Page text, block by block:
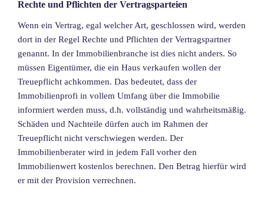
Rechte und Pflichten der Vertragsparteien
Wenn ein Vertrag, egal welcher Art, geschlossen wird, werden
dort in der Regel Rechte und Pflichten der Vertragspartner
genannt. In der Immobilienbranche ist dies nicht anders. So
müssen Eigentümer, die ein Haus verkaufen wollen der
Treuepflicht achkommen. Das bedeutet, dass der
Immobilienprofi in vollem Umfang über die Immobilie
informiert werden muss, d.h. vollständig und wahrheitsmäßig.
Schäden und Nachteile dürfen auch im Rahmen der
Treuepflicht nicht verschwiegen werden. Der
Immobilienberater wird in jedem Fall vorher den
Immobilienwert kostenlos berechnen. Den Betrag hierfür wird
er mit der Provision verrechnen.